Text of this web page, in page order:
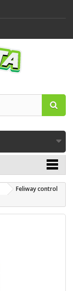
Feliway control